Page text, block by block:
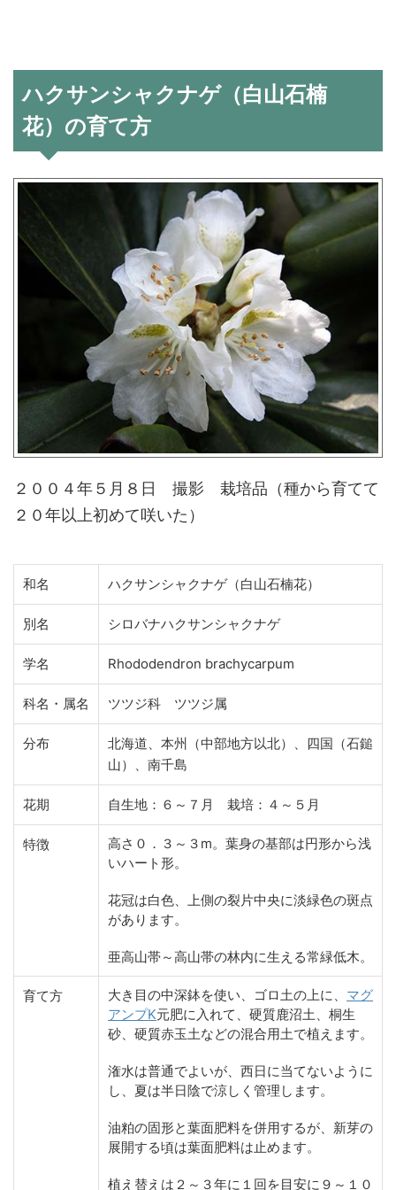
ハクサンシャクナゲ（白山石楠
花）の育て方
２００４年５月８日 撮影 栽培品（種から育てて
２０年以上初めて咲いた）
和名 ハクサンシャクナゲ（白山石楠花）
別名 シロバナハクサンシャクナゲ
学名 Rhododendron brachycarpum
科名・属名 ツツジ科 ツツジ属
分布
北海道、本州（中部地方以北）、四国（石鎚
山）、南千島
花期 自生地：６～７月 栽培：４～５月
特徴
高さ０．３～３m。葉身の基部は円形から浅
いハート形。
花冠は白色、上側の裂片中央に淡緑色の斑点
があります。
亜高山帯～高山帯の林内に生える常緑低木。
育て方 大き目の中深鉢を使い、ゴロ土の上に、 マグ
アンプK元肥に入れて、硬質鹿沼土、桐生
砂、硬質赤玉土などの混合用土で植えます。
潅水は普通でよいが、西日に当てないように
し、夏は半日陰で涼しく管理します。
油粕の固形と葉面肥料を併用するが、新芽の
展開する頃は葉面肥料は止めます。
植え替えは２～３年に１回を目安に９～１０